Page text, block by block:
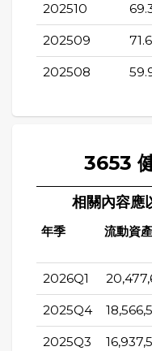
202510
202509 71.6
202508
3653
相關內容應
年季 流動資
2026Q1
2025Q4
2025Q3